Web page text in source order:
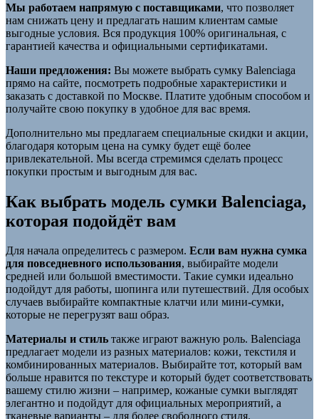
Мы работаем напрямую с поставщиками, что позволяет
нам снижать цену и предлагать нашим клиентам самые
выгодные условия. Вся продукция 100% оригинальная, с
гарантией качества и официальными сертификатами.
Наши предложения: Вы можете выбрать сумку Balenciaga
прямо на сайте, посмотреть подробные характеристики и
заказать с доставкой по Москве. Платите удобным способом и
получайте свою покупку в удобное для вас время.
Дополнительно мы предлагаем специальные скидки и акции,
благодаря которым цена на сумку будет ещё более
привлекательной. Мы всегда стремимся сделать процесс
покупки простым и выгодным для вас.
Как выбрать модель сумки Balenciaga,
которая подойдёт вам
Для начала определитесь с размером. Если вам нужна сумка
для повседневного использования, выбирайте модели
средней или большой вместимости. Такие сумки идеально
подойдут для работы, шопинга или путешествий. Для особых
случаев выбирайте компактные клатчи или мини-сумки,
которые не перегрузят ваш образ.
Материалы и стиль также играют важную роль. Balenciaga
предлагает модели из разных материалов: кожи, текстиля и
комбинированных материалов. Выбирайте тот, который вам
больше нравится по текстуре и который будет соответствовать
вашему стилю жизни – например, кожаные сумки выглядят
элегантно и подойдут для официальных мероприятий, а
тканевые варианты – для более свободного стиля.